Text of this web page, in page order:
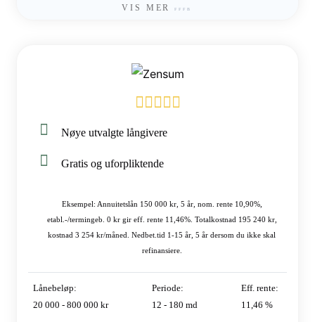
VIS MER
Nøye utvalgte långivere
Gratis og uforpliktende
Eksempel: Annuitetslån 150 000 kr, 5 år, nom. rente 10,90%,
etabl.-/termingeb. 0 kr gir eff. rente 11,46%. Totalkostnad 195 240 kr,
kostnad 3 254 kr/måned. Nedbet.tid 1-15 år, 5 år dersom du ikke skal
refinansiere.
Lånebeløp:
20 000 - 800 000 kr
Periode:
12 - 180 md
Eff. rente:
11,46 %